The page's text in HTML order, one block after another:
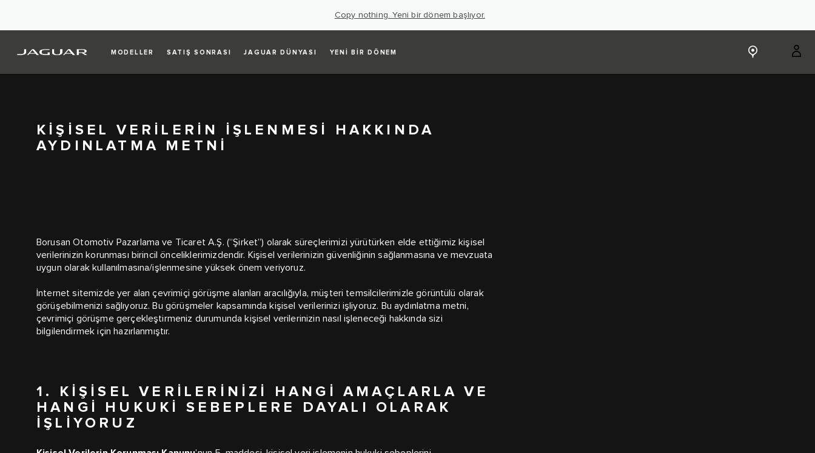
Copy nothing. Yeni bir dönem başlıyor.
MODELLER SATIŞ SONRASI JAGUAR DÜNYASI YENİ BİR DÖNEM
KİŞİSEL VERİLERİN İŞLENMESİ HAKKINDA
AYDINLATMA METNİ
Borusan Otomotiv Pazarlama ve Ticaret A.Ş. (“Şirket”) olarak süreçlerimizi yürütürken elde ettiğimiz kişisel
verilerinizin korunması birincil önceliklerimizdendir. Kişisel verilerinizin güvenliğinin sağlanmasına ve mevzuata
uygun olarak kullanılmasına/işlenmesine yüksek önem veriyoruz.
İnternet sitemizde yer alan çevrimiçi görüşme alanları aracılığıyla, müşteri temsilcilerimizle görüntülü olarak
görüşebilmenizi sağlıyoruz. Bu görüşmeler kapsamında kişisel verilerinizi işliyoruz. Bu aydınlatma metni,
çevrimiçi görüşme gerçekleştirmeniz durumunda kişisel verilerinizin nasıl işleneceği hakkında sizi
bilgilendirmek için hazırlanmıştır.
1. KIŞISEL VERILERINIZI HANGI AMAÇLARLA VE
HANGI HUKUKI SEBEPLERE DAYALI OLARAK
İŞLIYORUZ